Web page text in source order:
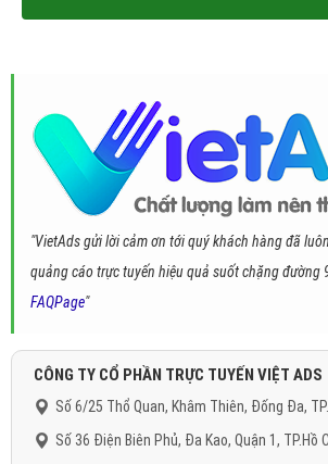
"VietAds gửi lời cảm ơn tới quý khách hàng đã
quảng cáo trực tuyến hiệu quả suốt chặng đường
FAQPage"
CÔNG TY CỔ PHẦN TRỰC TUYẾN VIỆT ADS
Số 6/25 Thổ Quan, Khâm Thiên, Đống Đa,
Số 36 Điện Biên Phủ, Đa Kao, Quận 1, TP.Hồ